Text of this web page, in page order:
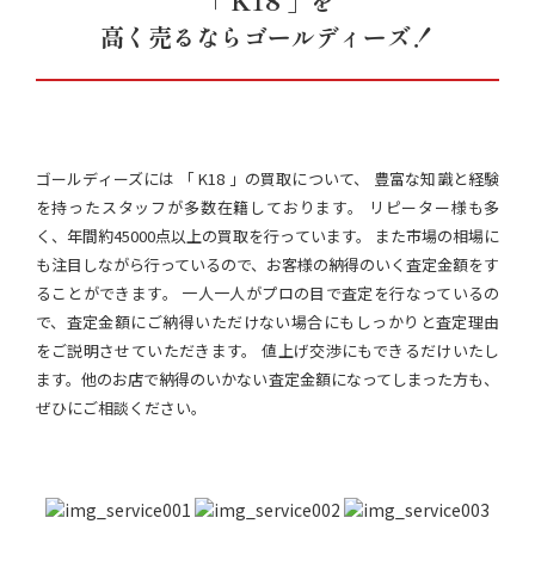
高く売るならゴールディーズ！
ゴールディーズには 「 K18 」の買取について、 豊富な知識と経験
を持ったスタッフが多数在籍しております。 リピーター様も多
く、年間約45000点以上の買取を行っています。 また市場の相場に
も注目しながら行っているので、お客様の納得のいく査定金額をす
ることができます。 一人一人がプロの目で査定を行なっているの
で、査定金額にご納得いただけない場合にもしっかりと査定理由
をご説明させていただきます。 値上げ交渉にもできるだけいたし
ます。他のお店で納得のいかない査定金額になってしまった方も、
ぜひにご相談ください。